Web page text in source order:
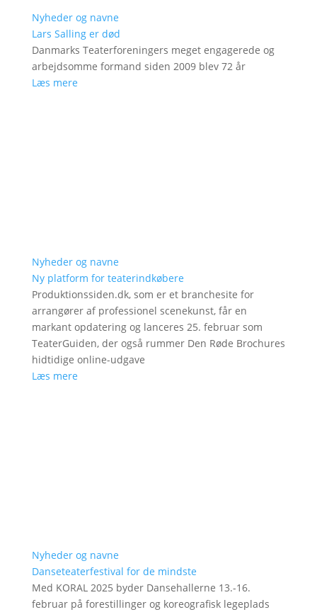
Nyheder og navne
Lars Salling er død
Danmarks Teaterforeningers meget engagerede og
arbejdsomme formand siden 2009 blev 72 år
Læs mere
Nyheder og navne
Ny platform for teaterindkøbere
Produktionssiden.dk, som er et branchesite for
arrangører af professionel scenekunst, får en
markant opdatering og lanceres 25. februar som
TeaterGuiden, der også rummer Den Røde Brochures
hidtidige online-udgave
Læs mere
Nyheder og navne
Danseteaterfestival for de mindste
Med KORAL 2025 byder Dansehallerne 13.-16.
februar på forestillinger og koreografisk legeplads